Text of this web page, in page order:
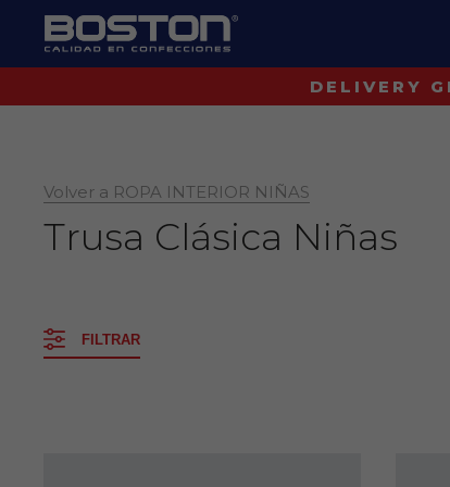
Volver a ROPA INTERIOR NIÑAS
Trusa Clásica Niñas
FILTRAR